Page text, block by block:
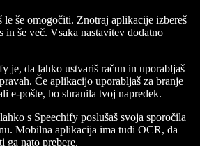
le še omogočiti. Znotraj aplikacije izbereš
in še več. Vsaka nastavitev dodatno
je, da lahko ustvariš račun in uporabljaš
Če aplikacijo uporabljaš za branje
e-pošte, bo shranila tvoj napredek.
s Speechify poslušaš svoja sporočila
Mobilna aplikacija ima tudi OCR, da
ga nato prebere.